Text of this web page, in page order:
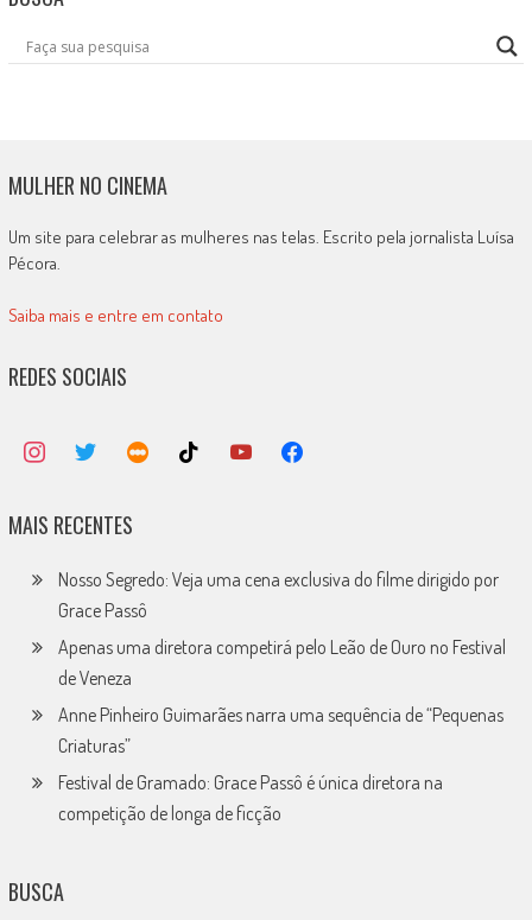
MULHER NO CINEMA
Um site para celebrar as mulheres nas telas. Escrito pela jornalista Luísa
Pécora.
Saiba mais e entre em contato
REDES SOCIAIS
MAIS RECENTES
Nosso Segredo: Veja uma cena exclusiva do filme dirigido por
Grace Passô
Apenas uma diretora competirá pelo Leão de Ouro no Festival
de Veneza
Anne Pinheiro Guimarães narra uma sequência de “Pequenas
Criaturas”
Festival de Gramado: Grace Passô é única diretora na
competição de longa de ficção
BUSCA